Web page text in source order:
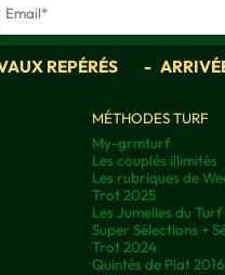
REPÉRÉS
MÉTHODES TURF
My-grmturf
Les couplés illimités
Les rubriques de
Trot 2025
Les Jumelles du Turf
Super Sélections +
Trot 2024
Quintés de Plat 2016